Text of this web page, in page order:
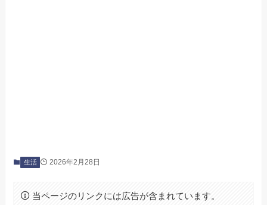
生活 2026年2月28日
当ページのリンクには広告が含まれています。